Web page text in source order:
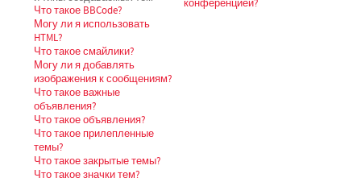
Что такое BBCode?
Могу ли я использовать
HTML?
Что такое смайлики?
Могу ли я добавлять
изображения к сообщениям?
Что такое важные
объявления?
Что такое объявления?
Что такое прилепленные
темы?
Что такое закрытые темы?
Что такое значки тем?
конференцией?